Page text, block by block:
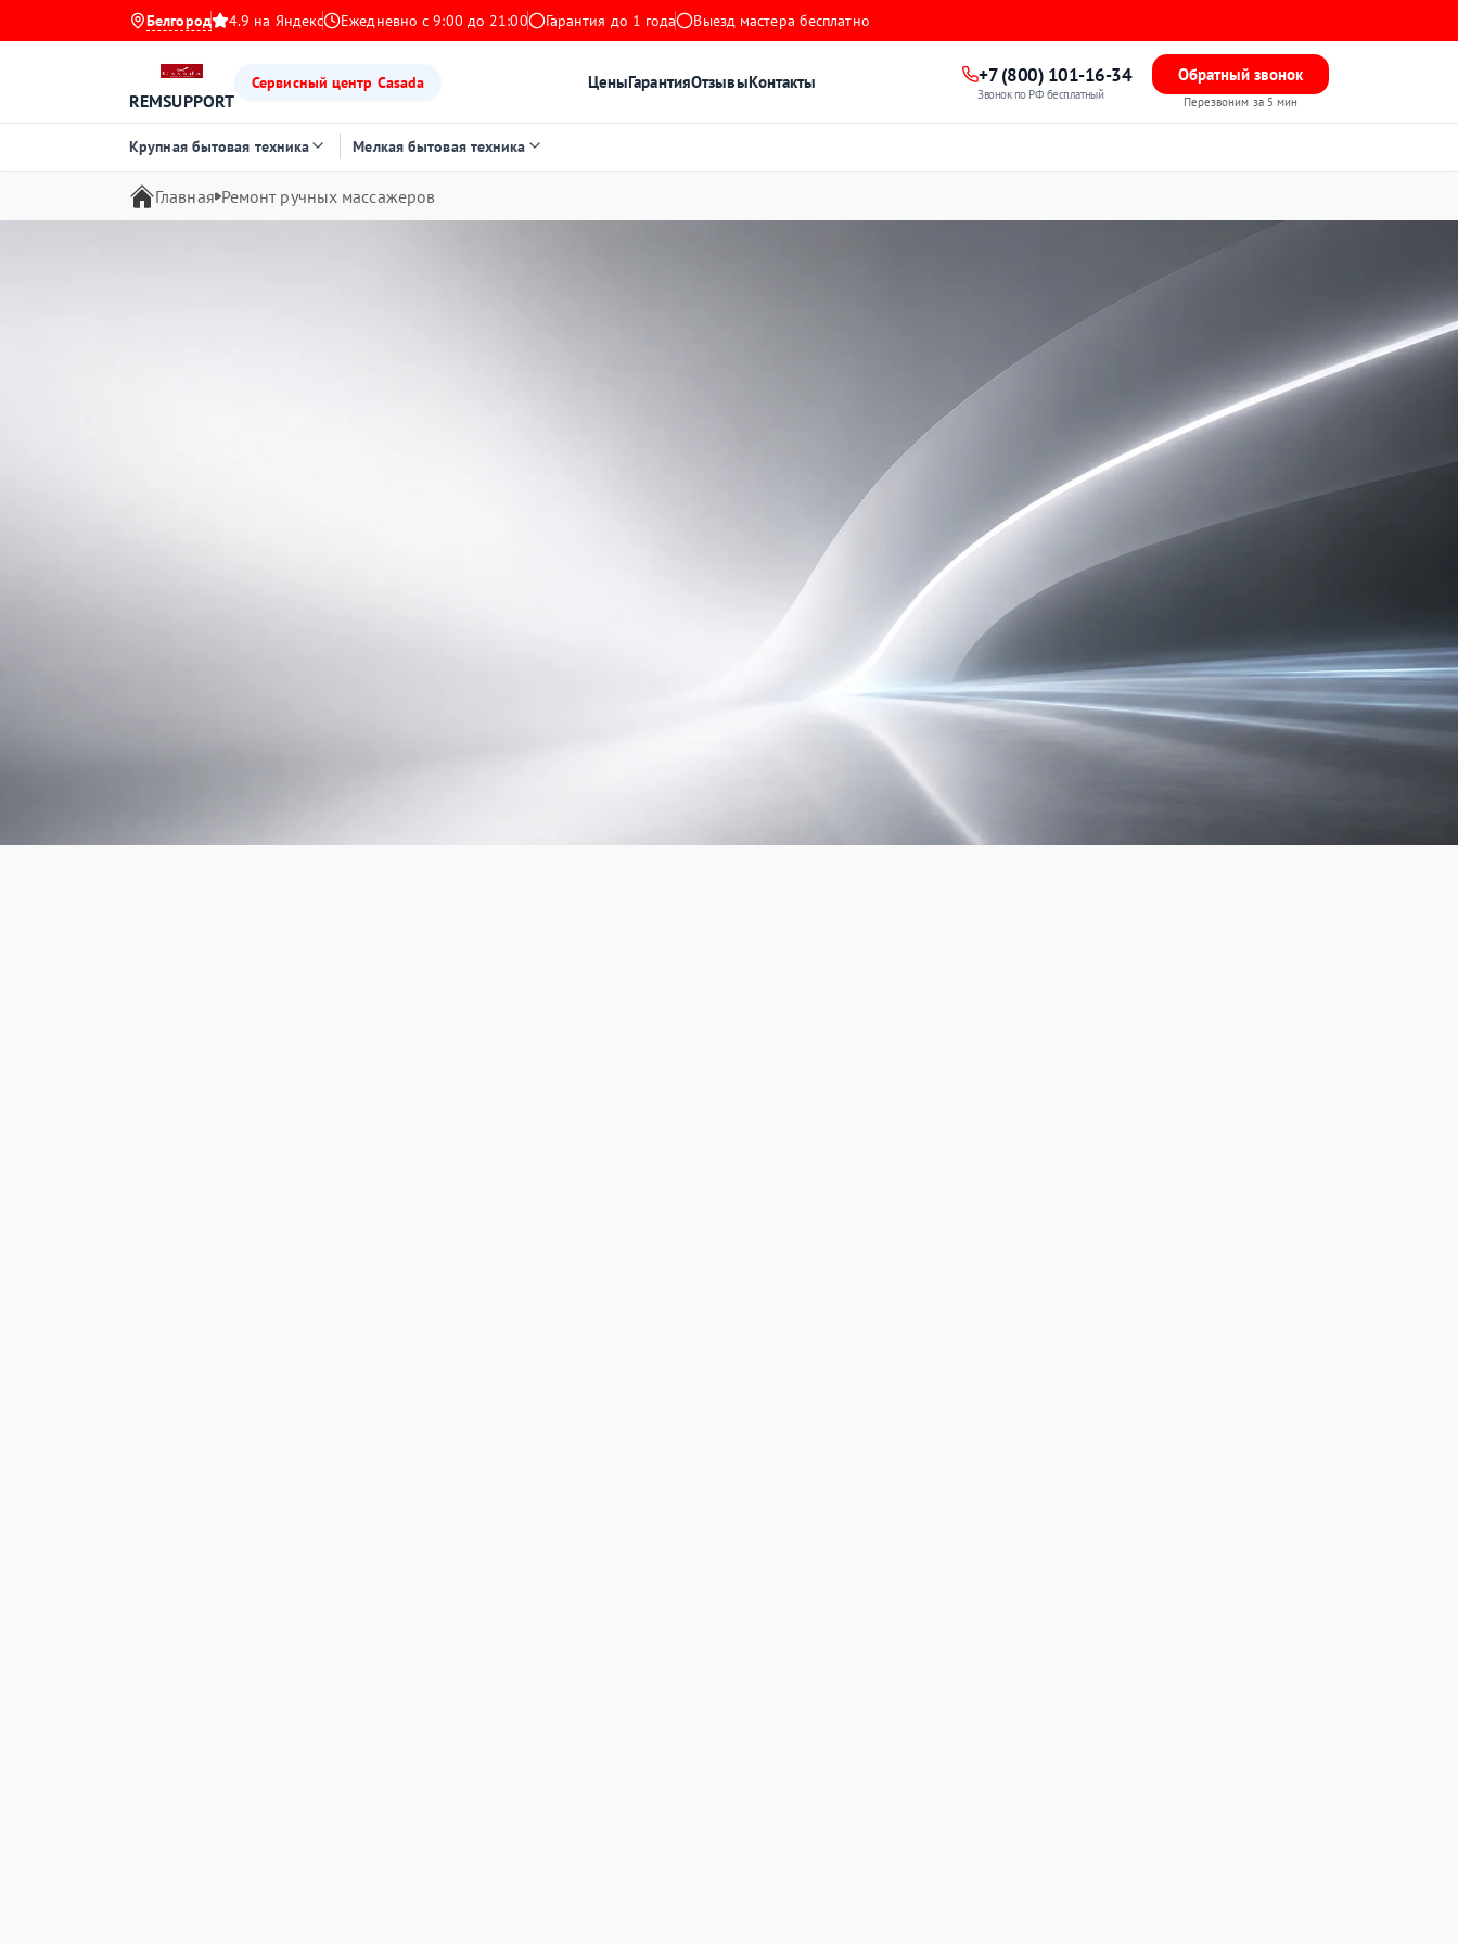
Белгород 4.9 на Яндекс Ежедневно с 9:00 до 21:00 Гарантия до 1 года Выезд мастера бесплатно
REMSUPPORT
Сервисный центр Casada ЦеныГарантияОтзывыКонтакты +7 (800) 101-16-34
Звонок по РФ бесплатный
Обратный звонок
Перезвоним за 5 мин
Крупная бытовая техника Мелкая бытовая техника
Главная Ремонт ручных массажеров